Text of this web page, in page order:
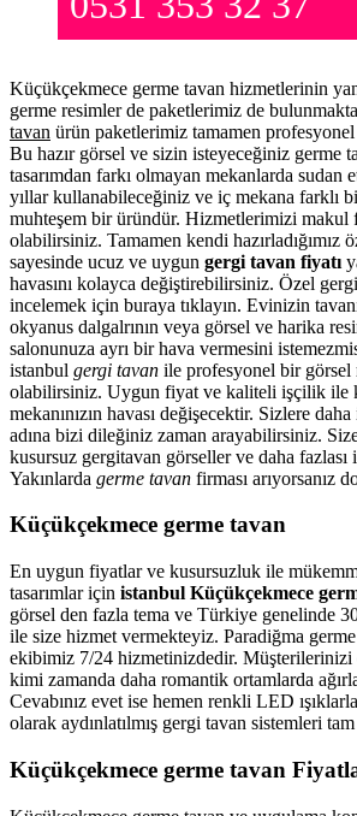
Küçükçekmece germe tavan hizmetlerinin
germe resimler de paketlerimiz de
tavan ürün paketlerimiz tamamen
Bu hazır görsel ve sizin isteyeceğiniz germe
tasarımdan farkı olmayan mekanlarda sudan
yıllar kullanabileceğiniz ve iç mekana farklı
muhteşem bir üründür. Hizmetlerimizi makul
olabilirsiniz. Tamamen kendi hazırladığımız
sayesinde ucuz ve uygun gergi tavan fiyatı
havasını kolayca değiştirebilirsiniz. Özel
incelemek için buraya tıklayın. Evinizin
okyanus dalgalrının veya görsel ve harika
salonunuza ayrı bir hava vermesini
istanbul gergi tavan ile profesyonel bir görsel
olabilirsiniz. Uygun fiyat ve kaliteli işçilik ile
mekanınızın havası değişecektir. Sizlere
adına bizi dileğiniz zaman arayabilirsiniz.
kusursuz gergitavan görseller ve daha fazlası
Yakınlarda germe tavan firması arıyorsanız
Küçükçekmece germe tavan
En uygun fiyatlar ve kusursuzluk ile
tasarımlar için istanbul Küçükçekmece
görsel den fazla tema ve Türkiye genelinde
ile size hizmet vermekteyiz. Paradiğma
ekibimiz 7/24 hizmetinizdedir.
kimi zamanda daha romantik ortamlarda
Cevabınız evet ise hemen renkli LED
olarak aydınlatılmış gergi tavan sistemleri
Küçükçekmece germe tavan